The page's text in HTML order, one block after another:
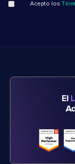
Acepto los
El